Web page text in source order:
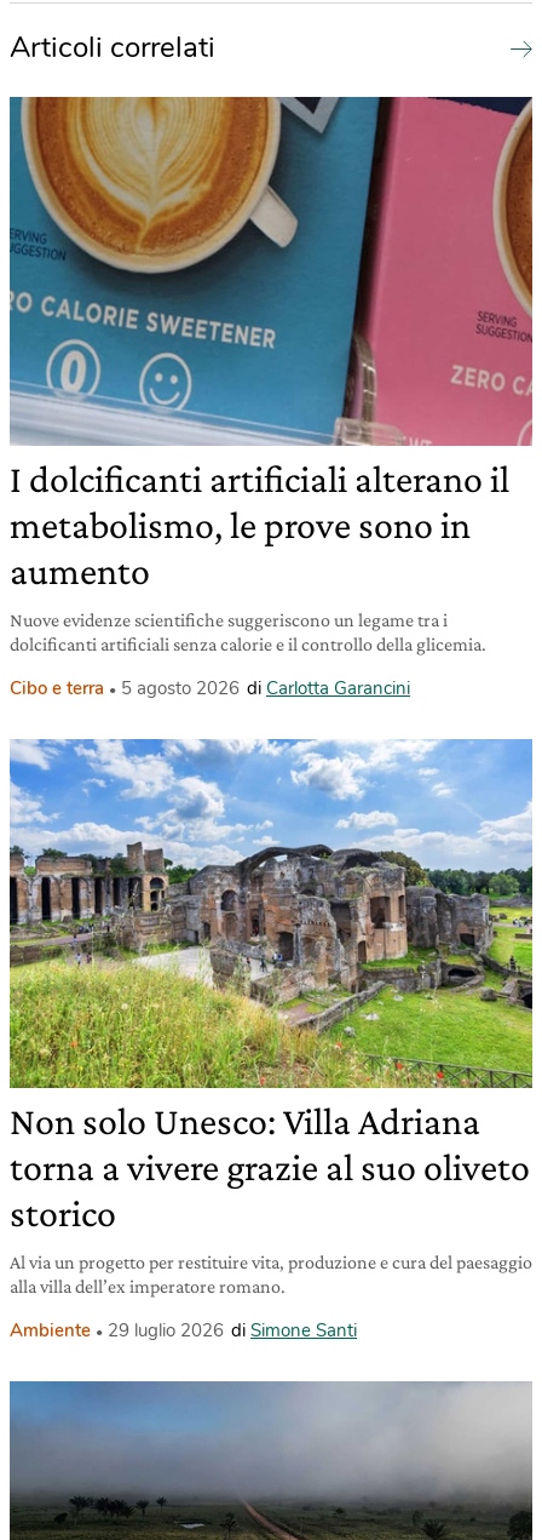
Articoli correlati
I dolcificanti artificiali alterano il
metabolismo, le prove sono in
aumento
Nuove evidenze scientifiche suggeriscono un legame tra i
dolcificanti artificiali senza calorie e il controllo della glicemia.
Cibo e terra 5 agosto 2026 di Carlotta Garancini
Non solo Unesco: Villa Adriana
torna a vivere grazie al suo oliveto
storico
Al via un progetto per restituire vita, produzione e cura del paesaggio
alla villa dell’ex imperatore romano.
Ambiente 29 luglio 2026 di Simone Santi